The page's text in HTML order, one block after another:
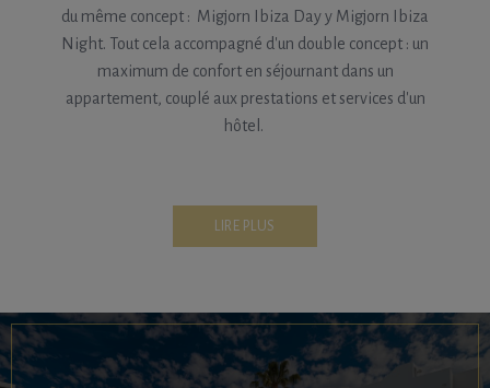
du même concept : Migjorn Ibiza Day y Migjorn Ibiza
Night. Tout cela accompagné d'un double concept : un
maximum de confort en séjournant dans un
appartement, couplé aux prestations et services d'un
hôtel.
un salon de coiffure, un supermarché, une aire de jeux
pour les enfants et, bien sûr, notre centre exclusif Spa
Essence. De plus, nous offrons plusieurs types de
LIRE PLUS